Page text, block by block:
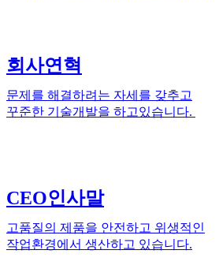
회사연혁
문제를 해결하려는 자세를 갖추고
꾸준한 기술개발을 하고있습니다.
CEO인사말
고품질의 제품을 안전하고 위생적인
작업환경에서 생산하고 있습니다.